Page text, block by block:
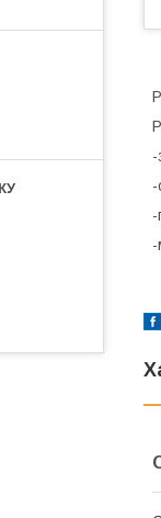
-
-
-